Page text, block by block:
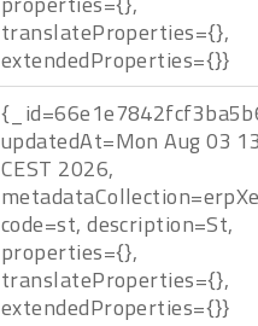
translateProperties={},
extendedProperties={}}
updatedAt=Mon Aug 03
CEST 2026,
code=st, description=St,
properties={},
translateProperties={},
extendedProperties={}}